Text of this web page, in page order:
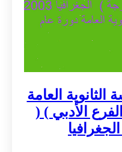
العامة
2003 م ( الفرع الأدبي ) (